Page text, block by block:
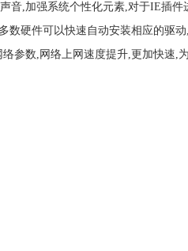
音,加强系统个性化元素,对于IE插
数硬件可以快速自动安装相应的驱
参数,网络上网速度提升,更加快速,